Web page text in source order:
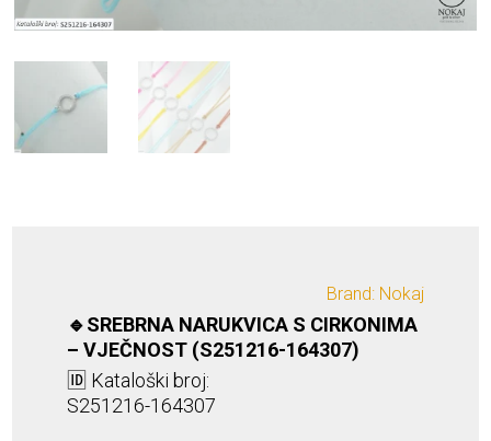
Brand: Nokaj
🔹SREBRNA NARUKVICA S CIRKONIMA
– VJEČNOST (S251216-164307)
🆔 Kataloški broj:
S251216-164307